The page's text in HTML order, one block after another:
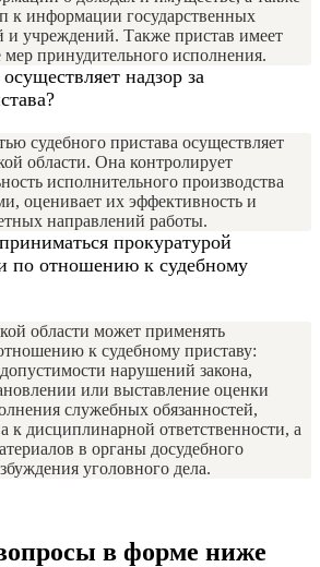
к информации государственных
и учреждений. Также пристав имеет
принудительного исполнения.
надзор за
судебного пристава осуществляет
области. Она контролирует
исполнительного производства
оценивает их эффективность и
направлений работы.
прокуратурой
по отношению к судебному
области может применять
к судебному приставу:
нарушений закона,
или выставление оценки
служебных обязанностей,
к дисциплинарной ответственности, а
в органы досудебного
уголовного дела.
в форме ниже